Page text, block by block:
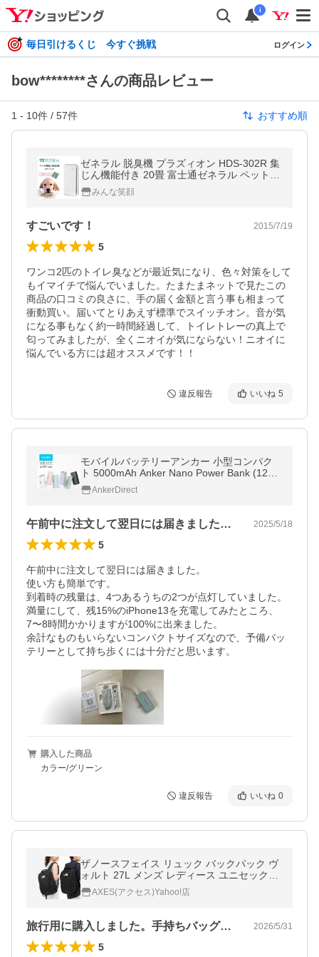
i
毎日引けるくじ 今すぐ挑戦 ログイン
bow********さんの商品レビュー
1 - 10件 / 57件 おすすめ順
ゼネラル 脱臭機 プラズィオン HDS-302R 集
じん機能付き 20畳 富士通ゼネラル ペット家
電 空気清浄機 ペット 【沖縄発送不可】
みんな笑顔
すごいです！ 2015/7/19
5
ワンコ2匹のトイレ臭などが最近気になり、色々対策をして
もイマイチで悩んでいました。たまたまネットで見たこの
商品の口コミの良さに、手の届く金額と言う事も相まって
衝動買い。届いてとりあえず標準でスイッチオン。音が気
になる事もなく約一時間経過して、トイレトレーの真上で
匂ってみましたが、全くニオイが気にならない！ニオイに
悩んでいる方には超オススメです！！
違反報告 いいね 5
モバイルバッテリーアンカー 小型コンパク
ト 5000mAh Anker Nano Power Bank (12
W、Lightningコネクタ内蔵) 【ライトニング
端子一体型】
AnkerDirect
午前中に注文して翌日には届きました。使… 2025/5/18
5
午前中に注文して翌日には届きました。
使い方も簡単です。
到着時の残量は、4つあるうちの2つが点灯していました。
満量にして、残15%のiPhone13を充電してみたところ、
7〜8時間かかりますが100%に出来ました。
余計なものもいらないコンパクトサイズなので、予備バッ
テリーとして持ち歩くには十分だと思います。
購入した商品
カラー/グリーン
違反報告 いいね 0
ザノースフェイス リュック バックパック ヴ
ォルト 27L メンズ レディース ユニセックス
THE NORTH FACE NF0A3VY2 VAULT BAC
KPACK
AXES(アクセス)Yahoo!店
旅行用に購入しました。手持ちバッグ代わ… 2026/5/31
5